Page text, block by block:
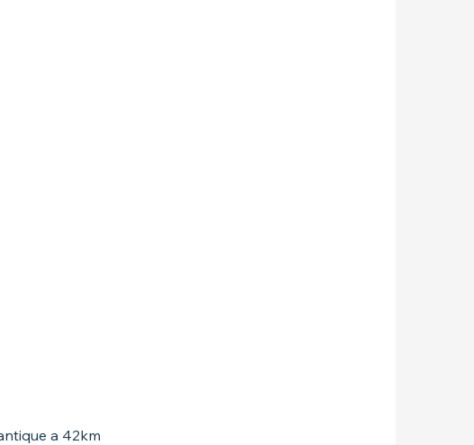
a 42km